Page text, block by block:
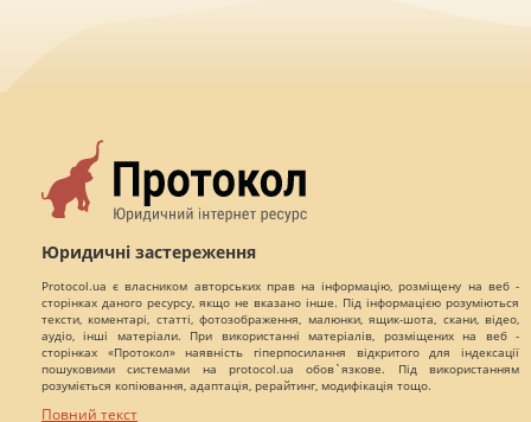
Юридичні застереження
Protocol.ua є власником авторських прав на інформацію, розміщену на веб -
сторінках даного ресурсу, якщо не вказано інше. Під інформацією розуміються
тексти, коментарі, статті, фотозображення, малюнки, ящик-шота, скани, відео,
аудіо, інші матеріали. При використанні матеріалів, розміщених на веб -
сторінках «Протокол» наявність гіперпосилання відкритого для індексації
пошуковими системами на protocol.ua обов`язкове. Під використанням
розуміється копіювання, адаптація, рерайтинг, модифікація тощо.
Повний текст